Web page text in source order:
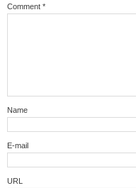
Comment *
Name
E-mail
URL